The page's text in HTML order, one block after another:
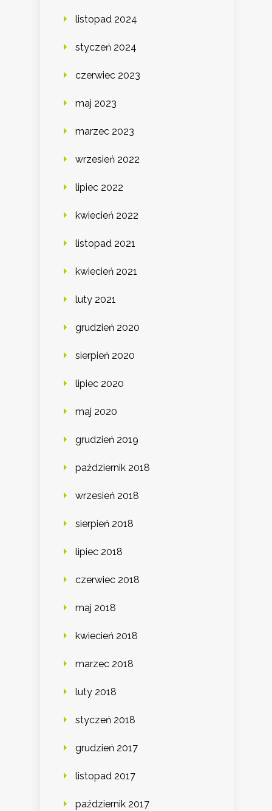
listopad 2024
styczeń 2024
czerwiec 2023
maj 2023
marzec 2023
wrzesień 2022
lipiec 2022
kwiecień 2022
listopad 2021
kwiecień 2021
luty 2021
grudzień 2020
sierpień 2020
lipiec 2020
maj 2020
grudzień 2019
październik 2018
wrzesień 2018
sierpień 2018
lipiec 2018
czerwiec 2018
maj 2018
kwiecień 2018
marzec 2018
luty 2018
styczeń 2018
grudzień 2017
listopad 2017
październik 2017